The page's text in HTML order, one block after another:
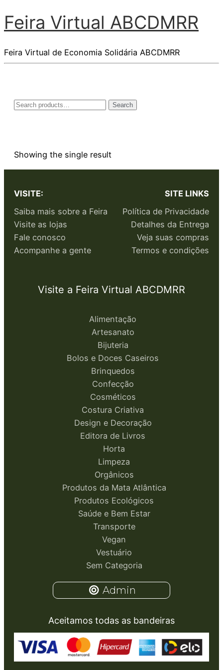
Feira Virtual ABCDMRR
Feira Virtual de Economia Solidária ABCDMRR
Search
Showing the single result
VISITE:
Saiba mais sobre a Feira
Visite as lojas
Fale conosco
Acompanhe a gente
SITE LINKS
Política de Privacidade
Detalhes da Entrega
Veja suas compras
Termos e condições
Visite a Feira Virtual ABCDMRR
Alimentação
Artesanato
Bijuteria
Bolos e Doces Caseiros
Brinquedos
Confecção
Cosméticos
Costura Criativa
Design e Decoração
Editora de Livros
Horta
Limpeza
Orgânicos
Produtos da Mata Atlântica
Produtos Ecológicos
Saúde e Bem Estar
Transporte
Vegan
Vestuário
Sem Categoria
Admin
Aceitamos todas as bandeiras